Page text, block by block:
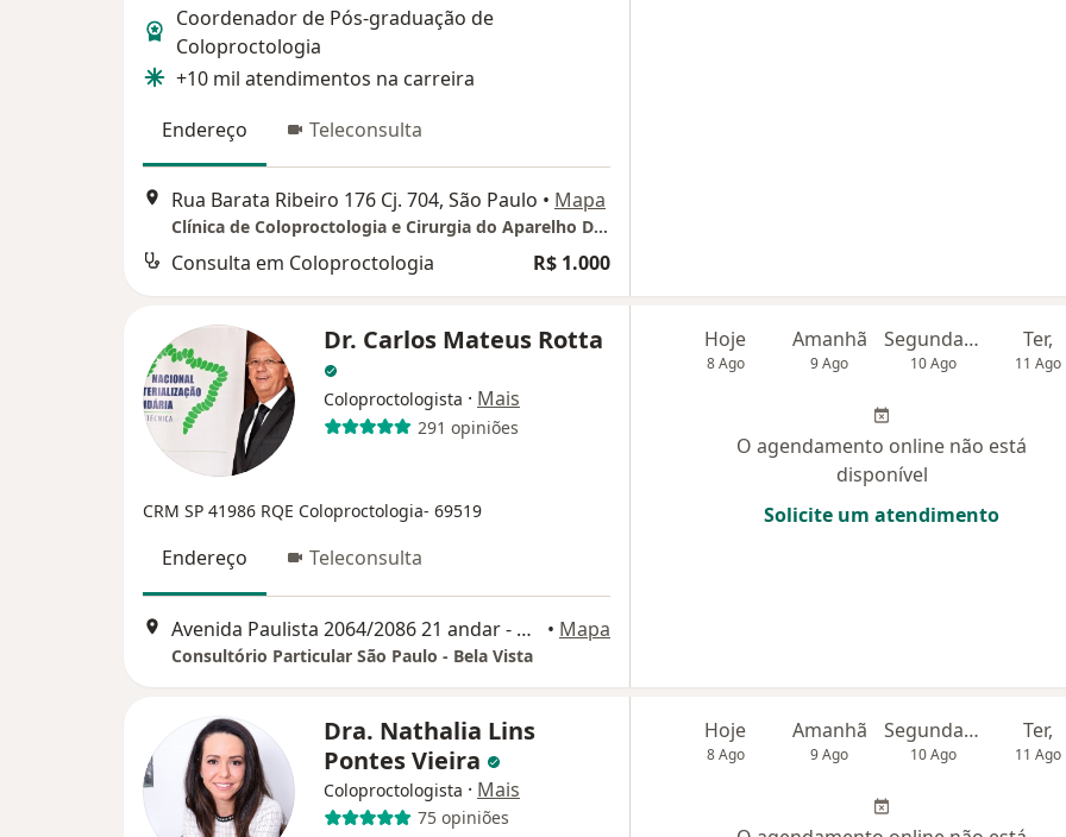
Coordenador de Pós-graduação de
Coloproctologia
+10 mil atendimentos na carreira
Endereço
Teleconsulta
Rua Barata Ribeiro 176 Cj. 704, São Paulo • Mapa
Clínica de Coloproctologia e Cirurgia do Aparelho Digestivo
Consulta em Coloproctologia R$ 1.000
Dr. Carlos Mateus Rotta
Coloproctologista · Mais
291 opiniões
CRM SP 41986 RQE Coloproctologia- 69519
Endereço Teleconsulta
Avenida Paulista 2064/2086 21 andar - Bela Vista, São Paulo • Mapa
Consultório Particular São Paulo - Bela Vista
Hoje
8 Ago
Amanhã
9 Ago
Segunda-feira
10 Ago
Ter,
11 Ago
O agendamento online não está
disponível
Solicite um atendimento
Dra. Nathalia Lins
Pontes Vieira
Coloproctologista · Mais
75 opiniões
Hoje
8 Ago
Amanhã
9 Ago
Segunda-feira
10 Ago
Ter,
11 Ago